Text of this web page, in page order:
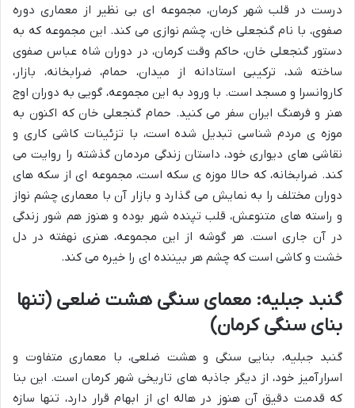
درست در قلب شهر کرمان، مجموعه ای بی نظیر از معماری دوره
صفوی، با نام گنجعلی خان، چشم نوازی می کند. این مجموعه که به
دستور گنجعلی خان، حاکم وقت کرمان، در دوران شاه عباس صفوی
ساخته شد، ترکیبی استادانه از میدان، حمام، ضرابخانه، بازار،
کاروانسرا و مسجد است. با ورود به این مجموعه، گویی به دوران اوج
هنر و فرهنگ ایران سفر می کنید. حمام گنجعلی خان که اکنون به
موزه ی مردم شناسی تبدیل شده است، با تزئینات کاشی کاری و
نقاشی های دیواری خود، داستان زندگی مردمان گذشته را روایت می
کند. ضرابخانه، که حالا موزه ی سکه است، مجموعه ای از سکه های
دوران مختلف را به نمایش می گذارد و بازار آن با معماری چشم نواز
و راسته های متنوعش، قلب تپنده شهر بوده و هنوز هم شور زندگی
در آن جاری است. هر گوشه از این مجموعه، هنری نهفته در دل
خشت و کاشی است که چشم هر بیننده ای را خیره می کند.
گنبد جبلیه: معمای سنگی هشت ضلعی (تنها
بنای سنگی کرمان)
گنبد جبلیه، بنایی سنگی و هشت ضلعی، با معماری متفاوت و
اسرارآمیز خود، از دیگر جاذبه های تاریخی شهر کرمان است. این بنا
که قدمت دقیق آن هنوز در هاله ای از ابهام قرار دارد، تنها سازه